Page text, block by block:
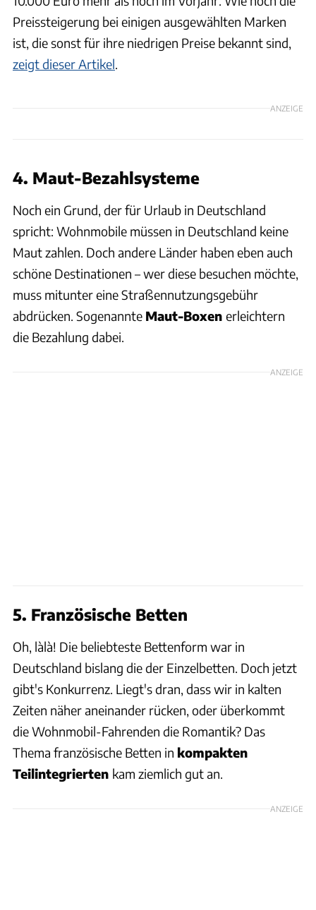
Preissteigerung bei einigen ausgewählten Marken
ist, die sonst für ihre niedrigen Preise bekannt sind,
zeigt dieser Artikel.
ANZEIGE
4. Maut-Bezahlsysteme
Noch ein Grund, der für Urlaub in Deutschland
spricht: Wohnmobile müssen in Deutschland keine
Maut zahlen. Doch andere Länder haben eben auch
schöne Destinationen – wer diese besuchen möchte,
muss mitunter eine Straßennutzungsgebühr
abdrücken. Sogenannte Maut-Boxen erleichtern
die Bezahlung dabei.
ANZEIGE
5. Französische Betten
Oh, làlà! Die beliebteste Bettenform war in
Deutschland bislang die der Einzelbetten. Doch jetzt
gibt's Konkurrenz. Liegt's dran, dass wir in kalten
Zeiten näher aneinander rücken, oder überkommt
die Wohnmobil-Fahrenden die Romantik? Das
Thema französische Betten in kompakten
Teilintegrierten kam ziemlich gut an.
ANZEIGE